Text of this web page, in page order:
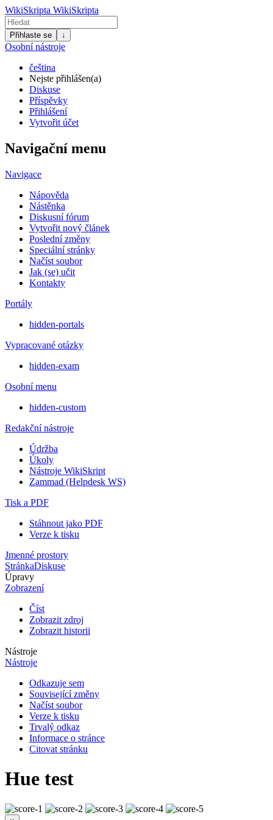
WikiSkripta WikiSkripta
Přihlaste se ↓
Osobní nástroje
čeština
Nejste přihlášen(a)
Diskuse
Příspěvky
Přihlášení
Vytvořit účet
Navigační menu
Navigace
Nápověda
Nástěnka
Diskusní fórum
Vytvořit nový článek
Poslední změny
Speciální stránky
Načíst soubor
Jak (se) učit
Kontakty
Portály
hidden-portals
Vypracované otázky
hidden-exam
Osobní menu
hidden-custom
Redakční nástroje
Údržba
Úkoly
Nástroje WikiSkript
Zammad (Helpdesk WS)
Tisk a PDF
Stáhnout jako PDF
Verze k tisku
Jmenné prostory
StránkaDiskuse
Úpravy
Zobrazení
Číst
Zobrazit zdroj
Zobrazit historii
Nástroje
Nástroje
Odkazuje sem
Související změny
Načíst soubor
Verze k tisku
Trvalý odkaz
Informace o stránce
Citovat stránku
Hue test